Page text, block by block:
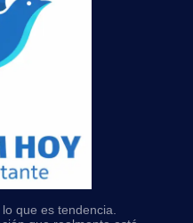
que es tendencia.